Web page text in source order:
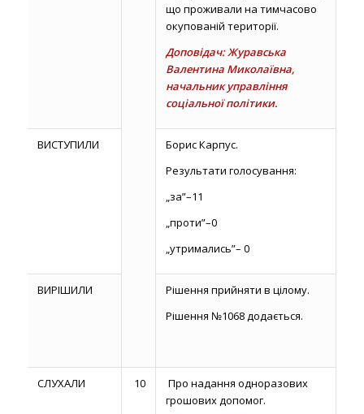
що проживали на тимчасово
окупованій території.
Доповідач: Журавська
Валентина Миколаївна,
начальник управління
соціальної політики.
ВИСТУПИЛИ
Борис Карпус.
Результати голосування:
„за”–11
„проти”–0
„утримались”– 0
ВИРІШИЛИ
Рішення прийняти в цілому.
Рішення №1068 додається.
СЛУХАЛИ 10
Про надання одноразових
грошових допомог.